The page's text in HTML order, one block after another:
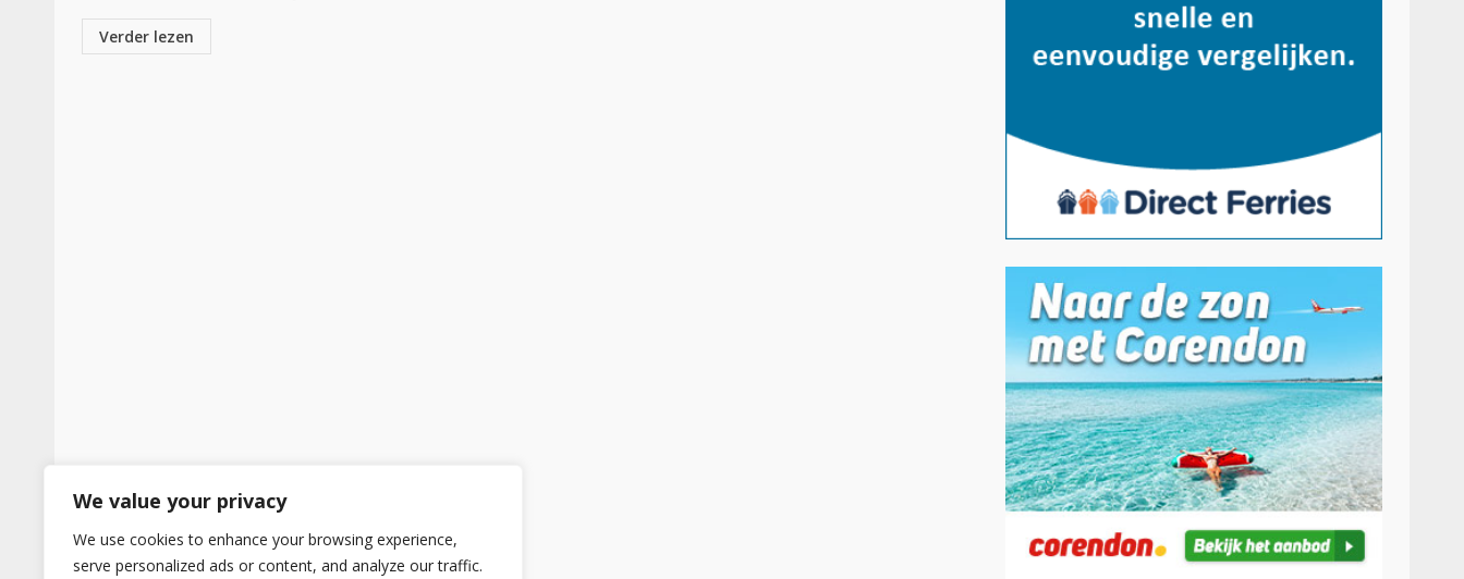
We value your privacy
We use cookies to enhance your browsing experience,
serve personalized ads or content, and analyze our traffic.
Verder lezen